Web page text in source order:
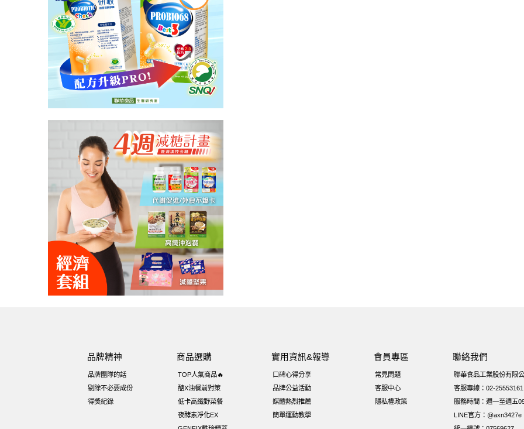
品牌精神
品牌團隊的話
剔除不必要成份
得獎紀錄
商品選購
TOP人氣商品🔥
醣X油餐前對策
低卡高纖野菜餐
夜酵素淨化EX
實用資訊&報導
口碑心得分享
品牌公益活動
媒體熱烈推薦
簡單運動教學
會員專區
常見問題
客服中心
隱私權政策
聯絡我們
聯華食品工業股份有限
客服專線：02-25553161
服務時間：週一至週五
LINE官方：@axn3427e